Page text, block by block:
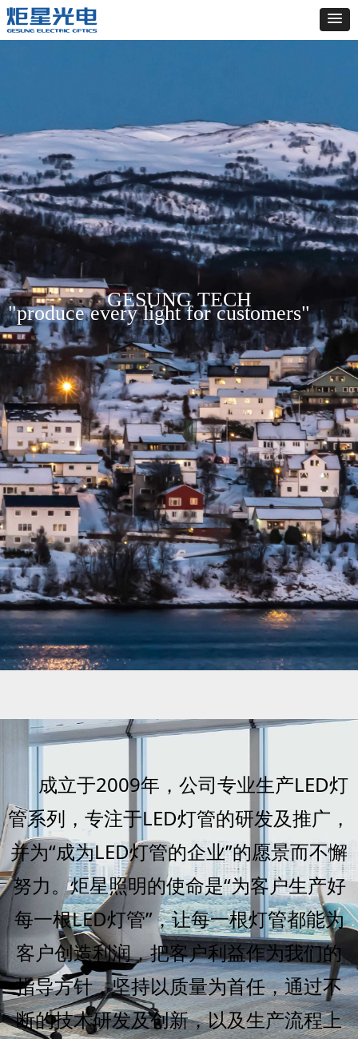
成立于2009年，公司专业生产LED灯
管系列，专注于LED灯管的研发及推广，
并为“成为LED灯管的企业”的愿景而不懈
努力。炬星照明的使命是“为客户生产好
每一根LED灯管”，让每一根灯管都能为
客户创造利润，把客户利益作为我们的
指导方针，坚持以质量为首任，通过不
断的技术研发及创新，以及生产流程上
GESUNG TECH
"produce every light for customers"